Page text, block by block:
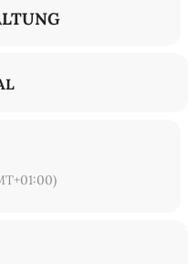
Verlag 2001) erschienen
Klimke | Stephan